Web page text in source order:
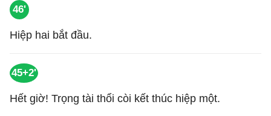
46'
Hiệp hai bắt đầu.
45+2'
Hết giờ! Trọng tài thổi còi kết thúc hiệp một.